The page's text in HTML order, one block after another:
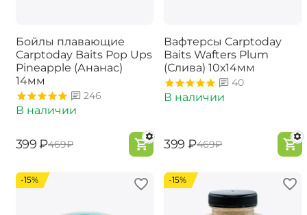
Бойлы плавающие
Carptoday Baits Pop Ups
Pineapple (Ананас)
14мм
246
В наличии
‍399‍ ₽‍469‍₽
Вафтерсы Carptoday
Baits Wafters Plum
(Слива) 10х14мм
40
В наличии
‍399‍ ₽‍469‍₽
-15% -15%